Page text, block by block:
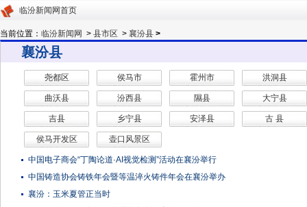
临汾新闻网首页
当前位置： 临汾新闻网 > 县市区 > 襄汾县 >
襄汾县
尧都区 侯马市 霍州市 洪洞县
曲沃县 汾西县 隰县 大宁县
吉县 乡宁县 安泽县 古 县
侯马开发区 壶口风景区
中国电子商会“丁陶论道·AI视觉检测”活动在襄汾举行
中国铸造协会铸铁年会暨等温淬火铸件年会在襄汾举办
襄汾：玉米夏管正当时